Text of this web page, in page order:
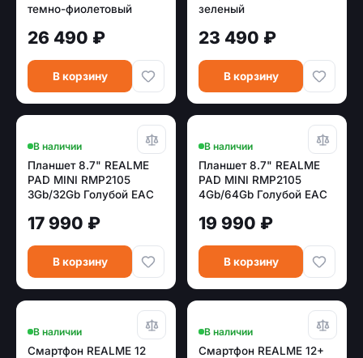
темно-фиолетовый
26 490 ₽
В корзину
зеленый
23 490 ₽
В корзину
В наличии
Планшет 8.7" REALME
PAD MINI RMP2105
3Gb/32Gb Голубой EAC
17 990 ₽
В корзину
В наличии
Планшет 8.7" REALME
PAD MINI RMP2105
4Gb/64Gb Голубой EAC
19 990 ₽
В корзину
В наличии
Смартфон REALME 12
В наличии
Смартфон REALME 12+